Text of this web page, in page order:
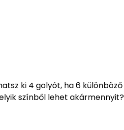
ki 4 golyót, ha 6 különböző
színből lehet akármennyit?